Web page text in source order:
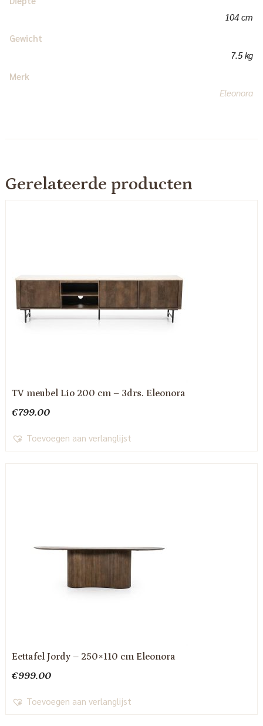
104 cm
Gewicht
7.5 kg
Merk
Eleonora
Gerelateerde producten
TV meubel Lio 200 cm – 3drs. Eleonora
€799.00
Toevoegen aan verlanglijst
Eettafel Jordy – 250×110 cm Eleonora
€999.00
Toevoegen aan verlanglijst